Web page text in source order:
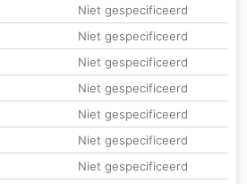
Niet gespecificeerd
Niet gespecificeerd
Niet gespecificeerd
Niet gespecificeerd
Niet gespecificeerd
Niet gespecificeerd
Niet gespecificeerd